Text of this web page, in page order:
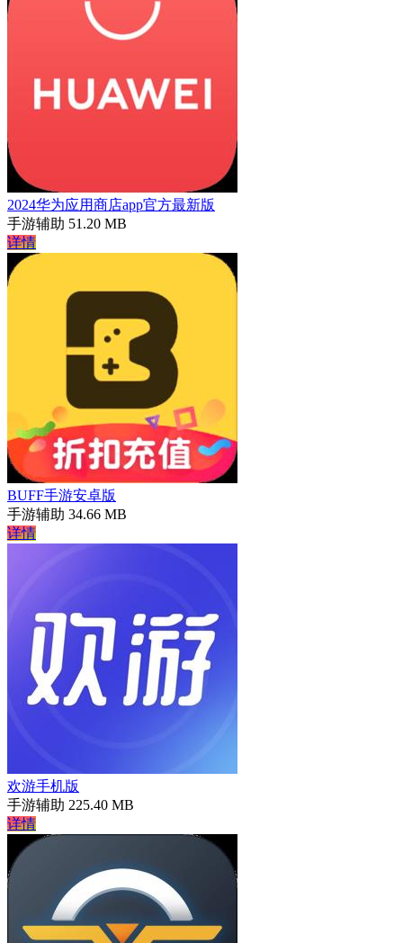
2024华为应用商店app官方最新版
手游辅助 51.20 MB
详情
BUFF手游安卓版
手游辅助 34.66 MB
详情
欢游手机版
手游辅助 225.40 MB
详情